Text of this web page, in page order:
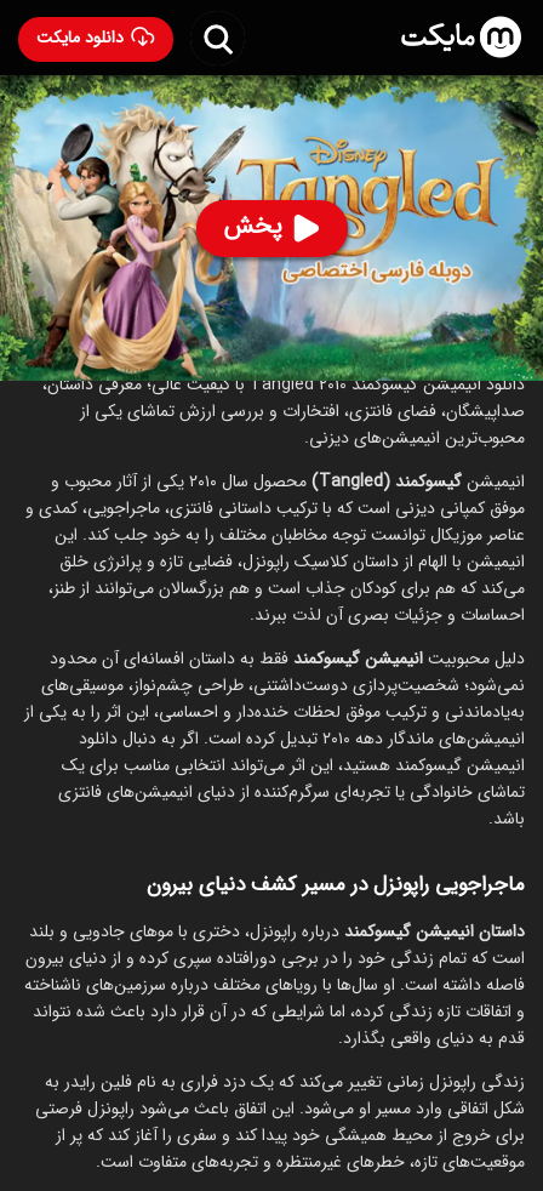
دانلود مایکت
پخش
انیمیشن گیسو کمند با دوبله فارسی- Tangled 2010
۴,۶۲۰ 93% ۷.۷
ساخت آمریکا سال 2010
رده سنی ۷+
انیمیشن
ماجراجویی کمدی
درباره انیمیشن گیسو کمند
دانلود انیمیشن گیسوکمند Tangled 2010 با کیفیت عالی؛ معرفی داستان،
صداپیشگان، فضای فانتزی، افتخارات و بررسی ارزش تماشای یکی از
محبوب‌ترین انیمیشن‌های دیزنی.
انیمیشنگیسوکمند (Tangled)
محصول سال ۲۰۱۰ یکی از آثار محبوب و
موفق کمپانی دیزنی است که با ترکیب داستانی فانتزی، ماجراجویی، کمدی و
عناصر موزیکال توانست توجه مخاطبان مختلف را به خود جلب کند. این
انیمیشن با الهام از داستان کلاسیک راپونزل، فضایی تازه و پرانرژی خلق
می‌کند که هم برای کودکان جذاب است و هم بزرگسالان می‌توانند از طنز،
احساسات و جزئیات بصری آن لذت ببرند.
دلیل محبوبیتانیمیشن گیسوکمند فقط به داستان افسانه‌ای آن محدود
نمی‌شود؛ شخصیت‌پردازی دوست‌داشتنی، طراحی چشم‌نواز، موسیقی‌های
به‌یادماندنی و ترکیب موفق لحظات خنده‌دار و احساسی، این اثر را به یکی از
انیمیشن‌های ماندگار دهه ۲۰۱۰ تبدیل کرده است. اگر به دنبال دانلود
انیمیشن گیسوکمند هستید، این اثر می‌تواند انتخابی مناسب برای یک
تماشای خانوادگی یا تجربه‌ای سرگرم‌کننده از دنیای انیمیشن‌های فانتزی
باشد.
ماجراجویی راپونزل در مسیر کشف دنیای بیرون
داستان انیمیشن گیسوکمند درباره راپونزل، دختری با موهای جادویی و بلند
است که تمام زندگی خود را در برجی دورافتاده سپری کرده و از دنیای بیرون
فاصله داشته است. او سال‌ها با رویاهای مختلف درباره سرزمین‌های ناشناخته
و اتفاقات تازه زندگی کرده، اما شرایطی که در آن قرار دارد باعث شده نتواند
قدم به دنیای واقعی بگذارد.
زندگی راپونزل زمانی تغییر می‌کند که یک دزد فراری به نام فلین رایدر به
شکل اتفاقی وارد مسیر او می‌شود. این اتفاق باعث می‌شود راپونزل فرصتی
برای خروج از محیط همیشگی خود پیدا کند و سفری را آغاز کند که پر از
موقعیت‌های تازه، خطرهای غیرمنتظره و تجربه‌های متفاوت است.